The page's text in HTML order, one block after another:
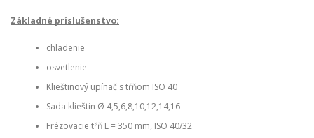
Základné príslušenstvo:
chladenie
osvetlenie
Klieštinový upínač s tŕňom ISO 40
Sada klieštin Ø 4,5,6,8,10,12,14,16
Frézovacie tŕň L = 350 mm, ISO 40/32